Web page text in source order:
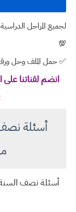
لجميع المراحل
💯
✅ حمل الملف وحل
انضم لقناتنا على
أسئلة
أسئلة نصف السنة